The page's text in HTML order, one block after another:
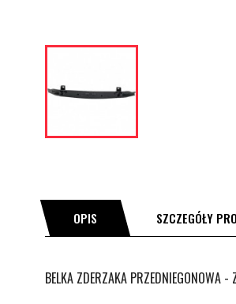
OPIS SZCZEGÓŁY
BELKA ZDERZAKA PRZEDNIEGONOWA